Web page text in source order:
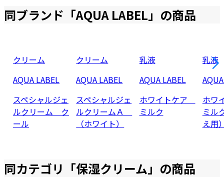
同ブランド「AQUA LABEL」の商品
クリーム
AQUA LABEL
スペシャルジェ
ルクリーム ク
ール
クリーム
AQUA LABEL
スペシャルジェ
ルクリームＡ
（ホワイト）
乳液
AQUA LABEL
ホワイトケア
ミルク
乳液
ホワ
ミル
え用
同カテゴリ「保湿クリーム」の商品